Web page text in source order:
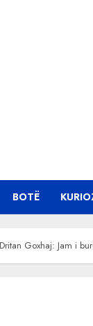
BOTË
Goxhaj: Jam i